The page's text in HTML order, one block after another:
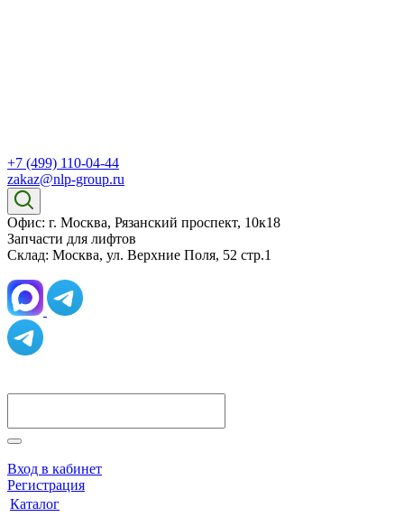
+7 (499) 110-04-44
zakaz@nlp-group.ru
Офис: г. Москва, Рязанский проспект, 10к18
Запчасти для лифтов
Склад: Москва, ул. Верхние Поля, 52 стр.1
Вход в кабинет
Регистрация
Каталог